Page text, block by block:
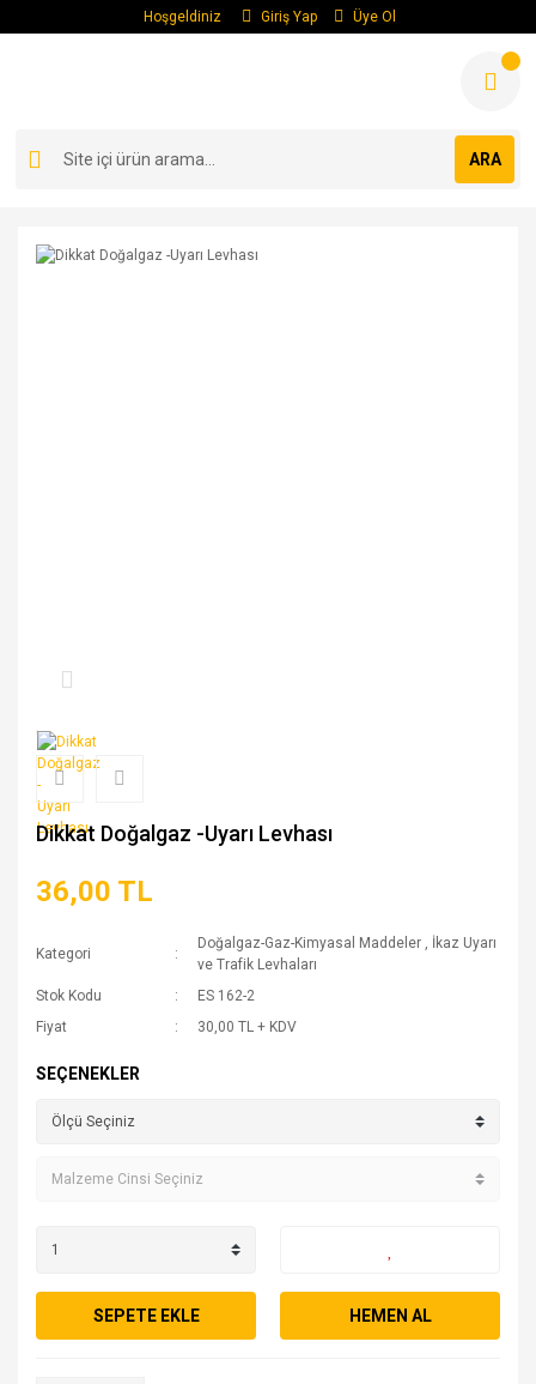
Hoşgeldiniz Giriş Yap Üye Ol
ARA
Dikkat Doğalgaz -Uyarı Levhası
36,00 TL
Kategori
Doğalgaz-Gaz-Kimyasal Maddeler , İkaz Uyarı
ve Trafik Levhaları
Stok Kodu
ES 162-2
Fiyat
30,00 TL + KDV
SEÇENEKLER
SEPETE EKLE HEMEN AL